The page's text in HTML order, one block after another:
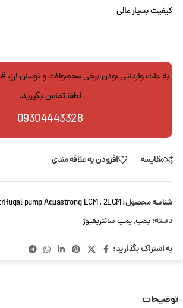
کیفیت بسیار عالی
به علت وارداتی بودن برخی محصولات و نوسان
لطفا تماس بگیرید.
09304443328
مقایسه افزودن به علاقه مندی
شناسه محصول:pump Aquastrong ECM , 2ECM
دسته: پمپ,پمپ سانتریفیوژ
به اشتراک بگذارید:
توضیحات